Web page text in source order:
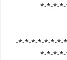
*-*-*-
-*-*-*-*-*-*-*-
*-*-*-